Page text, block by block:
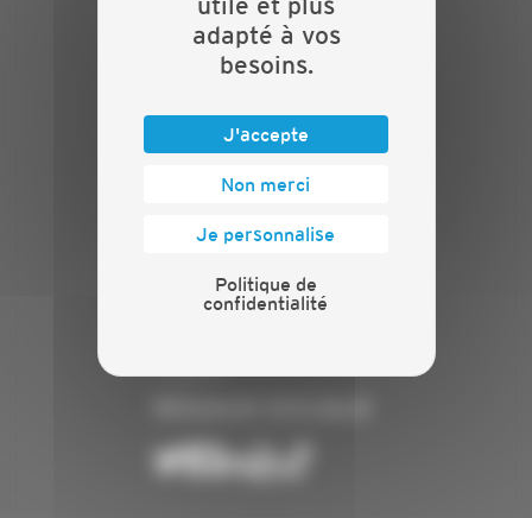
Crédits
Mentions légales
PRESSE
Communiqués de presse
Chiffres clés
ANNONCEUR
adapté à vos
besoins.
J'accepte
Non merci
Je personnalise
Politique de
confidentialité